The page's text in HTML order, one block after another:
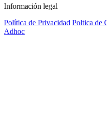
Información legal
Política de Privacidad Poltica de
Adhoc